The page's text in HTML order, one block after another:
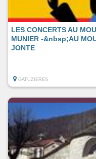
LES CONCERTS AU
MUNIER -&nbsp;AU
JONTE
GATUZIERES